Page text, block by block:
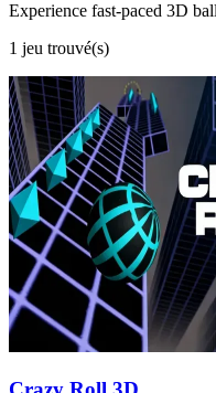
Experience fast-paced 3D
1 jeu trouvé(s)